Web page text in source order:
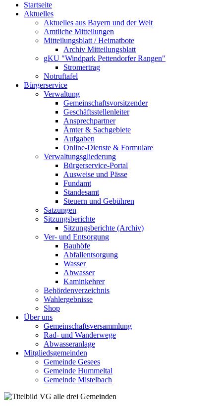
Startseite
Aktuelles
Aktuelles aus Bayern und der Welt
Amtliche Mitteilungen
Mitteilungsblatt / Heimatbote
Archiv Mitteilungsblatt
gKU "Windpark Pettendorfer Rangen"
Stromertrag
Notruftafel
Bürgerservice
Verwaltung
Gemeinschaftsvorsitzender
Geschäftsstellenleiter
Ansprechpartner
Ämter & Sachgebiete
Aufgaben
Online-Dienste & Formulare
Verwaltungsgliederung
Bürgerservice-Portal
Ausweise und Pässe
Fundamt
Standesamt
Steuern und Gebühren
Satzungen
Sitzungsberichte
Sitzungsberichte (Archiv)
Ver- und Entsorgung
Bauhöfe
Abfallentsorgung
Wasser
Abwasser
Kaminkehrer
Behördenverzeichnis
Wahlergebnisse
Shop
Über uns
Gemeinschaftsversammlung
Rad- und Wanderwege
Abwasseranlage
Mitgliedsgemeinden
Gemeinde Gesees
Gemeinde Hummeltal
Gemeinde Mistelbach